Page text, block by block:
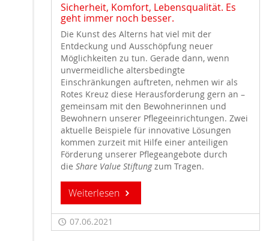
Sicherheit, Komfort, Lebensqualität. Es
geht immer noch besser.
Die Kunst des Alterns hat viel mit der
Entdeckung und Ausschöpfung neuer
Möglichkeiten zu tun. Gerade dann, wenn
unvermeidliche altersbedingte
Einschränkungen auftreten, nehmen wir als
Rotes Kreuz diese Herausforderung gern an –
gemeinsam mit den Bewohnerinnen und
Bewohnern unserer Pflegeeinrichtungen. Zwei
aktuelle Beispiele für innovative Lösungen
kommen zurzeit mit Hilfe einer anteiligen
Förderung unserer Pflegeangebote durch
die Share Value Stiftungzum Tragen.
Weiterlesen
07.06.2021